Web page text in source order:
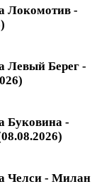
Локомотив -
Левый Берег -
Буковина -
Челси - Милан